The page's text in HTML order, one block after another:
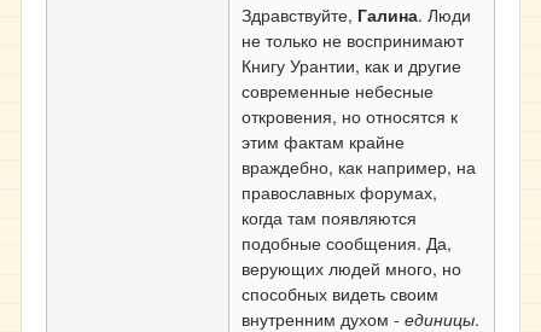
Здравствуйте, Галина. Люди
не только не воспринимают
Книгу Урантии, как и другие
современные небесные
откровения, но относятся к
этим фактам крайне
враждебно, как например, на
православных форумах,
когда там появляются
подобные сообщения. Да,
верующих людей много, но
способных видеть своим
внутренним духом - единицы.